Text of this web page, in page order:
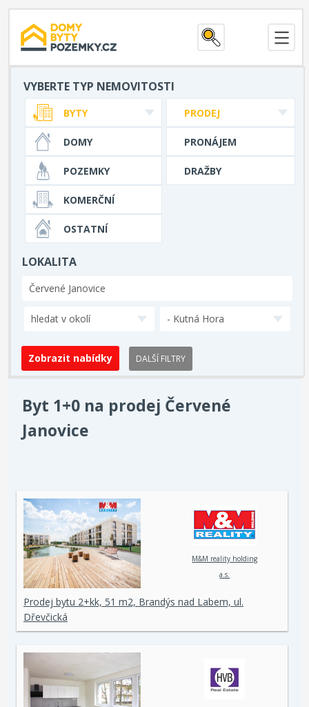
VYBERTE TYP NEMOVITOSTI
PRODEJ
PRONÁJEM
DRAŽBY
BYTY
DOMY
POZEMKY
KOMERČNÍ
OSTATNÍ
LOKALITA
hledat v okolí - Kutná Hora
DALŠÍ FILTRY
Byt 1+0 na prodej Červené
Janovice
M&M reality holding
a.s.
Prodej bytu 2+kk, 51 m2, Brandýs nad Labem, ul.
Dřevčická